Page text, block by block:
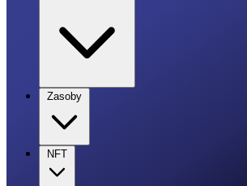
Zasoby
NFT